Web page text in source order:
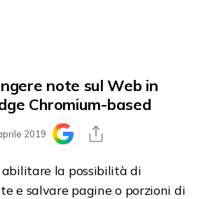
note sul Web in
Chromium-based
2019
abilitare la possibilità di
e salvare pagine o porzioni di